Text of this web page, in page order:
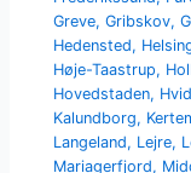
Greve,Gribskov,
Hedensted,
Høje-Taastrup,
Hovedstaden,
Kalundborg,
Langeland, Lejre,
Mariagerfjord,